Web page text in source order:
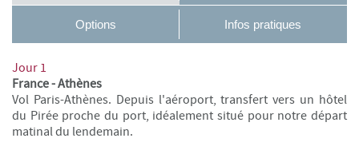
Options Infos pratiques
Jour 1
France - Athènes
Vol Paris-Athènes. Depuis l'aéroport, transfert vers un hôtel
du Pirée proche du port, idéalement situé pour notre départ
matinal du lendemain.